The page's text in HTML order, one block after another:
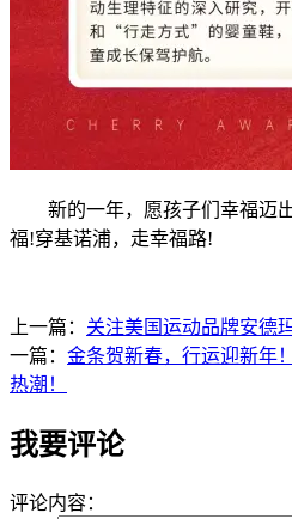
新的一年，愿孩子们幸福迈
福!穿基诺浦，走幸福路!
上一篇： 关注美国运动品牌安德
一篇： 金条贺新春，行运迎新年
热潮！
我要评论
评论内容：